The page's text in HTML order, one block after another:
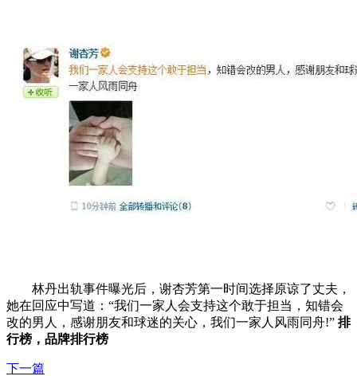
林丹出轨事件曝光后，谢杏芳第一时间选择原谅了丈夫，
她在回应中写道：“我们一家人会支持这个敢于担当，知错会
改的男人，感谢朋友和球迷的关心，我们一家人风雨同舟!” 排
行榜，品牌排行榜
下一篇